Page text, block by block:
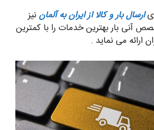
ارسال بار و کالا از ایران به آلماننیز
آنی بار بهترین خدمات را با کمترین
ارائه می نماید .